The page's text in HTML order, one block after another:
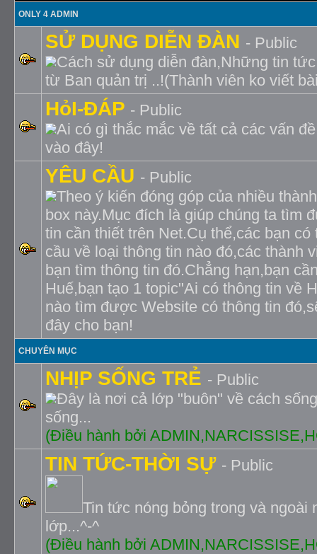
ONLY 4 ADMIN
SỬ DỤNG DIỄN ĐÀN - Public
Cách sử dụng diễn đàn,Những tin
từ Ban quản trị ..!(Thành viên ko viết
HỏI-ĐÁP - Public
Ai có gì thắc mắc về tất cả các vấn
vào đây!
YÊU CẦU - Public
Theo ý kiến đóng góp của nhiều
box này.Mục đích là giúp chúng ta tìm
tin cần thiết trên Net.Cụ thể,các bạn có
cầu về loại thông tin nào đó,các thành
bạn tìm thông tin đó.Chẳng hạn,bạn
Huế,bạn tạo 1 topic"Ai có thông tin về
nào tìm được Website có thông tin
đây cho bạn!
CHUYÊN MỤC
NHỊP SỐNG TRẺ - Public
Đây là nơi cả lớp "buôn" về cách
sống...
(Ðiều hành bởi
TIN TỨC-THỜI SỰ - Public
Tin tức nóng bỏng trong và ngoài
lớp...^-^
(Ðiều hành bởi